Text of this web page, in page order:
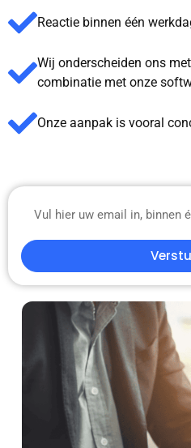
Reactie binnen één
Wij onderscheiden ons
combinatie met onze
Onze aanpak is vooral